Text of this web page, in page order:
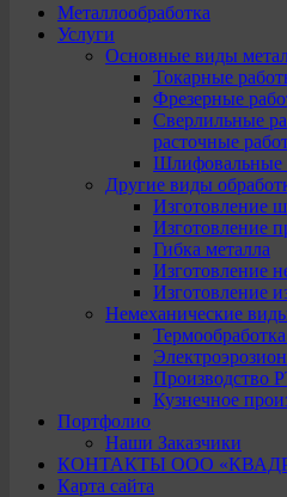
Металлообработка
Услуги
Основные виды
Токарные
Фрезерные
Сверлильные
расточные
Шлифовальные
Другие виды
Изготовление
Изготовление
Гибка металла
Изготовление
Изготовление
Немеханические
Производство
Кузнечное
Портфолио
Наши Заказчики
КОНТАКТЫ ООО
Карта сайта